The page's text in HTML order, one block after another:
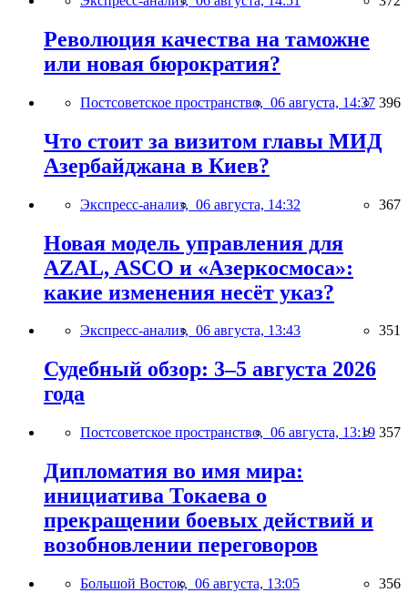
Революция качества на таможне
или новая бюрократия?
Постсоветское пространство, 06 августа, 14:37 396
Что стоит за визитом главы МИД
Азербайджана в Киев?
Экспресс-анализ, 06 августа, 14:32 367
Новая модель управления для
AZAL, ASCO и «Азеркосмоса»:
какие изменения несёт указ?
Экспресс-анализ, 06 августа, 13:43 351
Судебный обзор: 3–5 августа 2026
года
Постсоветское пространство, 06 августа, 13:19 357
Дипломатия во имя мира:
инициатива Токаева о
прекращении боевых действий и
возобновлении переговоров
Большой Восток, 06 августа, 13:05 356